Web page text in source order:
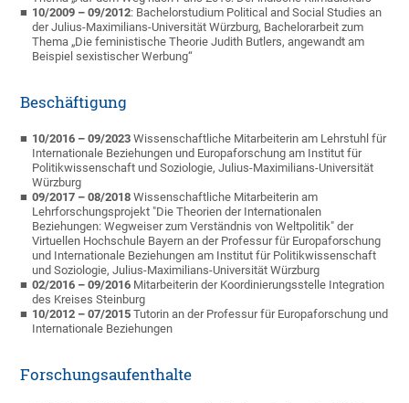
10/2009 – 09/2012: Bachelorstudium Political and Social Studies an
der Julius-Maximilians-Universität Würzburg, Bachelorarbeit zum
Thema „Die feministische Theorie Judith Butlers, angewandt am
Beispiel sexistischer Werbung“
Beschäftigung
10/2016 – 09/2023 Wissenschaftliche Mitarbeiterin am Lehrstuhl für
Internationale Beziehungen und Europaforschung am Institut für
Politikwissenschaft und Soziologie, Julius-Maximilians-Universität
Würzburg
09/2017 – 08/2018Wissenschaftliche Mitarbeiterin am
Lehrforschungsprojekt "Die Theorien der Internationalen
Beziehungen: Wegweiser zum Verständnis von Weltpolitik" der
Virtuellen Hochschule Bayern an der Professur für Europaforschung
und Internationale Beziehungen am Institut für Politikwissenschaft
und Soziologie, Julius-Maximilians-Universität Würzburg
02/2016 – 09/2016 Mitarbeiterin der Koordinierungsstelle Integration
des Kreises Steinburg
10/2012 – 07/2015 Tutorin an der Professur für Europaforschung und
Internationale Beziehungen
Forschungsaufenthalte